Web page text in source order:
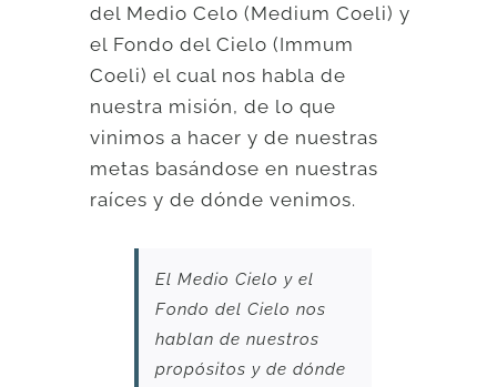
del Medio Celo (Medium Coeli) y
el Fondo del Cielo (Immum
Coeli) el cual nos habla de
nuestra misión, de lo que
vinimos a hacer y de nuestras
metas basándose en nuestras
raíces y de dónde venimos.
El Medio Cielo y el
Fondo del Cielo nos
hablan de nuestros
propósitos y de dónde